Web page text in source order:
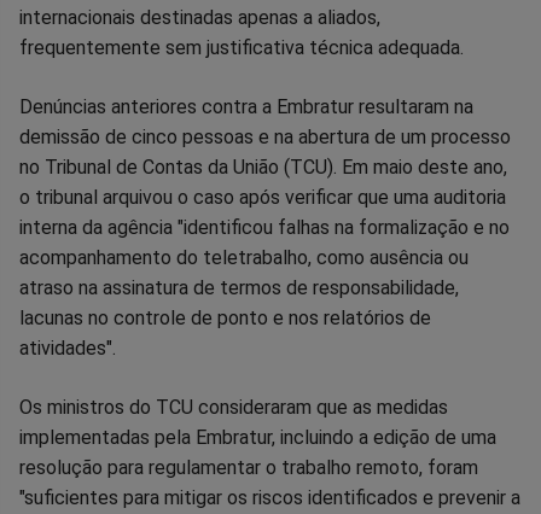
internacionais destinadas apenas a aliados,
frequentemente sem justificativa técnica adequada.
Denúncias anteriores contra a Embratur resultaram na
demissão de cinco pessoas e na abertura de um processo
no Tribunal de Contas da União (TCU). Em maio deste ano,
o tribunal arquivou o caso após verificar que uma auditoria
interna da agência "identificou falhas na formalização e no
acompanhamento do teletrabalho, como ausência ou
atraso na assinatura de termos de responsabilidade,
lacunas no controle de ponto e nos relatórios de
atividades".
Os ministros do TCU consideraram que as medidas
implementadas pela Embratur, incluindo a edição de uma
resolução para regulamentar o trabalho remoto, foram
"suficientes para mitigar os riscos identificados e prevenir a